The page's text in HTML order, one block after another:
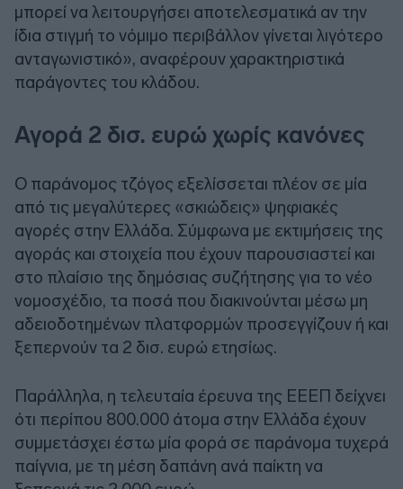
μπορεί να λειτουργήσει αποτελεσματικά αν την
ίδια στιγμή το νόμιμο περιβάλλον γίνεται λιγότερο
ανταγωνιστικό», αναφέρουν χαρακτηριστικά
παράγοντες του κλάδου.
Αγορά 2 δισ. ευρώ χωρίς κανόνες
Ο παράνομος τζόγος εξελίσσεται πλέον σε μία
από τις μεγαλύτερες «σκιώδεις» ψηφιακές
αγορές στην Ελλάδα. Σύμφωνα με εκτιμήσεις της
αγοράς και στοιχεία που έχουν παρουσιαστεί και
στο πλαίσιο της δημόσιας συζήτησης για το νέο
νομοσχέδιο, τα ποσά που διακινούνται μέσω μη
αδειοδοτημένων πλατφορμών προσεγγίζουν ή και
ξεπερνούν τα 2 δισ. ευρώ ετησίως.
Παράλληλα, η τελευταία έρευνα της ΕΕΕΠ δείχνει
ότι περίπου 800.000 άτομα στην Ελλάδα έχουν
συμμετάσχει έστω μία φορά σε παράνομα τυχερά
παίγνια, με τη μέση δαπάνη ανά παίκτη να